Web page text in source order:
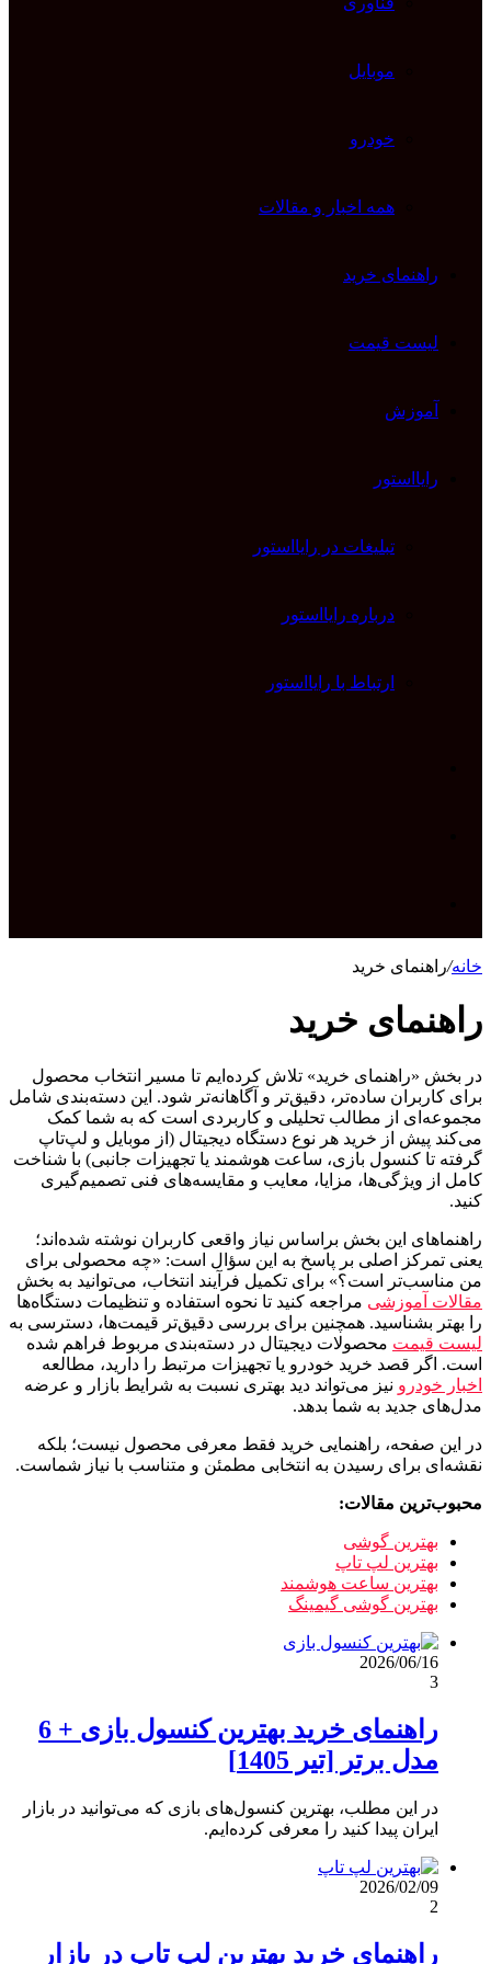
موبایل
خودرو
همه اخبار و مقالات
راهنمای خرید
لیست قیمت
آموزش
رایااستور
تبلیغات در رایااستور
درباره رایااستور
ارتباط با رایااستور
برای خانه/راهنمای خرید
راهنمای خرید
در بخش «راهنمای خرید» تلاش کرده‌ایم تا مسیر انتخاب محصول
برای کاربران ساده‌تر، دقیق‌تر و آگاهانه‌تر شود. این دسته‌بندی شامل
مجموعه‌ای از مطالب تحلیلی و کاربردی است که به شما کمک
می‌کند پیش از خرید هر نوع دستگاه دیجیتال (از موبایل و لپ‌تاپ
گرفته تا کنسول بازی، ساعت هوشمند یا تجهیزات جانبی) با شناخت
کامل از ویژگی‌ها، مزایا، معایب و مقایسه‌های فنی تصمیم‌گیری
کنید.
راهنماهای این بخش براساس نیاز واقعی کاربران نوشته شده‌اند؛
یعنی تمرکز اصلی بر پاسخ به این سؤال است: «چه محصولی برای
من مناسب‌تر است؟» برای تکمیل فرآیند انتخاب، می‌توانید به بخش
مقالات آموزشی مراجعه کنید تا نحوه استفاده و تنظیمات دستگاه‌ها
را بهتر بشناسید. همچنین برای بررسی دقیق‌تر قیمت‌ها، دسترسی به
لیست قیمت محصولات دیجیتال در دسته‌بندی مربوط فراهم شده
است. اگر قصد خرید خودرو یا تجهیزات مرتبط را دارید، مطالعه
اخبار خودرو نیز می‌تواند دید بهتری نسبت به شرایط بازار و عرضه
مدل‌های جدید به شما بدهد.
در این صفحه، راهنمایی خرید فقط معرفی محصول نیست؛ بلکه
نقشه‌ای برای رسیدن به انتخابی مطمئن و متناسب با نیاز شماست.
محبوب‌ترین مقالات:
بهترین گوشی
بهترین لپ تاپ
بهترین ساعت هوشمند
بهترین گوشی گیمینگ
2026/06/16
3
راهنمای خرید بهترین کنسول بازی + 6
مدل برتر [تیر 1405]
در این مطلب، بهترین کنسول‌های بازی که می‌توانید در بازار
ایران پیدا کنید را معرفی کرده‌ایم.
2026/02/09
2
راهنمای خرید بهترین لپ تاپ در بازار